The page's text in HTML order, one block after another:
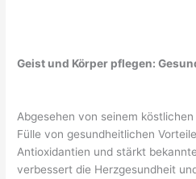
Geist und Körper pflegen:
Abgesehen von seinem
Fülle von gesundheitlichen
Antioxidantien und stärkt
verbessert die Herzgesundheit